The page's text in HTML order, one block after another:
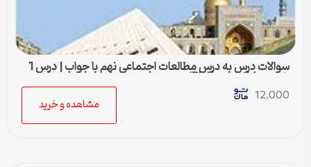
سوالات درس به درس مطالعات اجتماعی نهم با جواب | درس 1
12,000
مشاهده و خرید